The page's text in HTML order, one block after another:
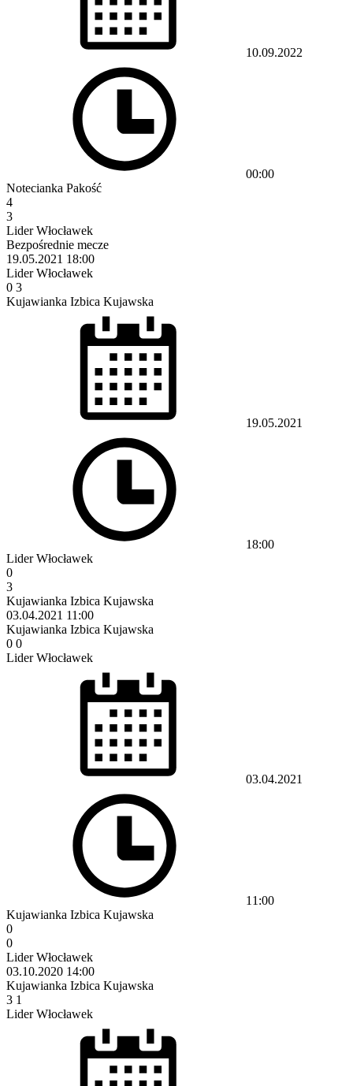
10.09.2022
00:00
Notecianka Pakość
4
3
Lider Włocławek
Bezpośrednie mecze
19.05.2021 18:00
Lider Włocławek
0 3
Kujawianka Izbica Kujawska
19.05.2021
18:00
Lider Włocławek
0
3
Kujawianka Izbica Kujawska
03.04.2021 11:00
Kujawianka Izbica Kujawska
0 0
Lider Włocławek
03.04.2021
11:00
Kujawianka Izbica Kujawska
0
0
Lider Włocławek
03.10.2020 14:00
Kujawianka Izbica Kujawska
3 1
Lider Włocławek